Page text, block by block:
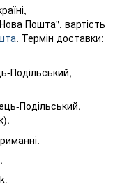
Пошта", вартість
. Термін доставки:
Подільський,
Подільський,